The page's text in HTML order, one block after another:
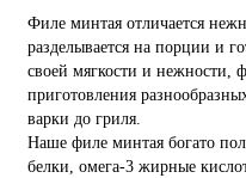
Филе минтая отличается
разделывается на порции и
своей мягкости и нежности,
приготовления
варки до гриля.
Наше филе минтая богато
белки, омега-3 жирные